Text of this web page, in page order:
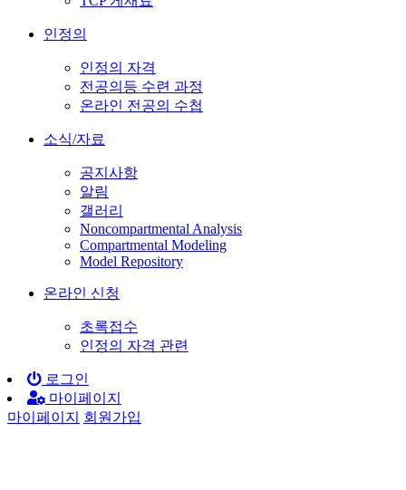
인정의
인정의 자격
전공의등 수련 과정
온라인 전공의 수첩
소식/자료
공지사항
알림
갤러리
Noncompartmental Analysis
Compartmental Modeling
Model Repository
온라인 신청
초록접수
인정의 자격 관련
로그인
마이페이지
마이페이지
회원가입